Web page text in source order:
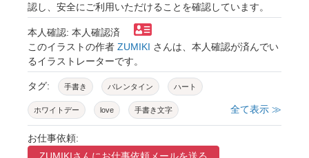
認し、安全にご利用いただけることを確認しています。
本人確認: 本人確認済
このイラストの作者 ZUMIKI さんは、本人確認が済んでい
るイラストレーターです。
タグ: 手書き バレンタイン ハート
ホワイトデー love 手書き文字
手描きイラスト
全て表示 ≫
お仕事依頼:
ZUMIKIさんにお仕事依頼メールを送る